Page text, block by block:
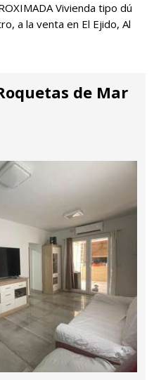
Vivienda tipo dú
a la venta en El Ejido, Al
de Mar